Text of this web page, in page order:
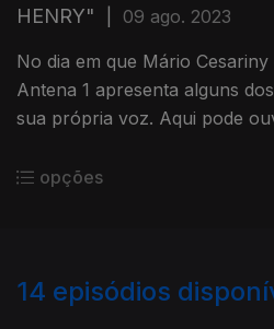
HENRY"
09 ago. 2023
No dia em que Mário
Antena 1 apresenta alguns
sua própria voz. Aqui pode
opções
14 episódios